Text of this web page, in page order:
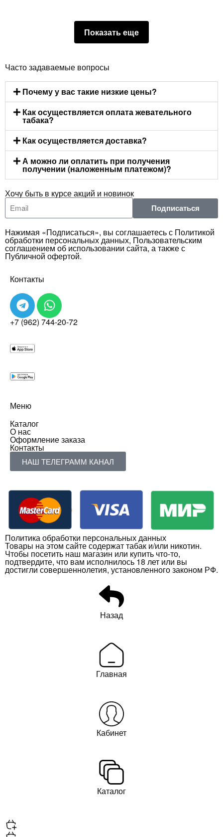
Показать еще
Часто задаваемые вопросы
Почему у вас такие низкие цены?
Как осуществляется оплата жевательного
табака?
Как осуществляется доставка?
А можно ли оплатить при получения
получении (наложенным платежом)?
Хочу быть в курсе акций и новинок
Подписаться
Нажимая «Подписаться», вы соглашаетесь с Политикой
обработки персональных данных, Пользовательским
соглашением об использовании сайта, а также с
Публичной офертой.
Контакты
+7 (962) 744-20-72
Меню
Каталог
О нас
Оформление заказа
Контакты
НАШ ТЕЛЕГРАММ КАНАЛ
Политика обработки персональных данных
Товары на этом сайте содержат табак и/или никотин.
Чтобы посетить наш магазин или купить что-то,
подтвердите, что вам исполнилось 18 лет или вы
достигли совершеннолетия, установленного законом РФ.
Назад
Главная
Кабинет
Каталог